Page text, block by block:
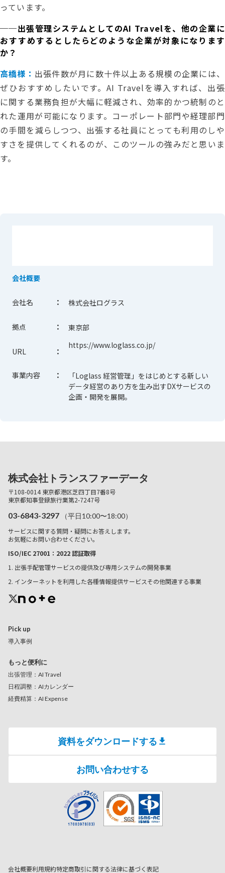
っています。
──出張管理システムとしてのAI Travelを、他の企業に
おすすめするとしたらどのような企業が対象になります
か？
高橋様： 出張件数が月に数十件以上ある規模の企業には、
ぜひおすすめしたいです。AI Travelを導入すれば、出張
に関する業務負担が大幅に軽減され、効率的かつ統制のと
れた運用が可能になります。コーポレート部門や経理部門
の手間を減らしつつ、出張する社員にとっても利用のしや
すさを提供してくれるのが、このツールの強みだと思いま
す。
会社概要
会社名 ： 株式会社ログラス
拠点 ： 東京部
URL ：
https://www.loglass.co.jp/
事業内容 ：
「Loglass 経営管理」をはじめとする新しい
データ経営のあり方を生み出すDXサービスの
企画・開発を展開。
株式会社トランスファーデータ
〒108-0014 東京都港区芝四丁目7番8号
東京都知事登録旅行業第2-7247号
03-6843-3297
（平日10:00〜18:00）
サービスに関する質問・疑問にお答えします。
お気軽にお問い合わせください。
ISO/IEC 27001：2022 認証取得
1. 出張手配管理サービスの提供及び専用システムの開発事業
2. インターネットを利用した各種情報提供サービスその他関連する事業
Pick up
導入事例
もっと便利に
出張管理：AI Travel
日程調整：AIカレンダー
経費精算：AI Expense
資料をダウンロードする
お問い合わせする
会社概要利用規約特定商取引に関する法律に基づく表記